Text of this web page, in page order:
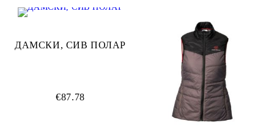
ДАМСКИ, СИВ ПОЛАР
€87.78